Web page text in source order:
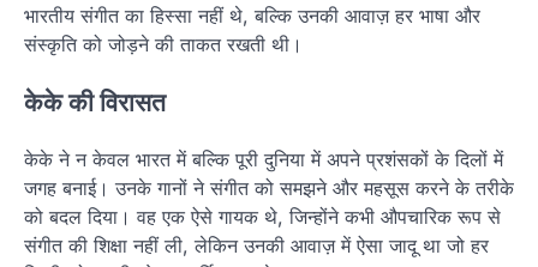
भारतीय संगीत का हिस्सा नहीं थे, बल्कि उनकी आवाज़ हर भाषा और
संस्कृति को जोड़ने की ताकत रखती थी।
केके की विरासत
केके ने न केवल भारत में बल्कि पूरी दुनिया में अपने प्रशंसकों के दिलों में
जगह बनाई। उनके गानों ने संगीत को समझने और महसूस करने के तरीके
को बदल दिया। वह एक ऐसे गायक थे, जिन्होंने कभी औपचारिक रूप से
संगीत की शिक्षा नहीं ली, लेकिन उनकी आवाज़ में ऐसा जादू था जो हर